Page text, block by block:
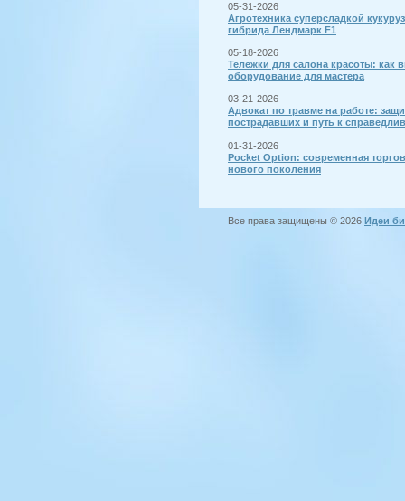
05-31-2026
Агротехника суперсладкой
гибрида Лендмарк F1
05-18-2026
Тележки для салона красоты: как
оборудование для мастера
03-21-2026
Адвокат по травме на работе:
пострадавших и путь к
01-31-2026
Pocket Option: современная
нового поколения
Все права защищены © 2026 Идеи